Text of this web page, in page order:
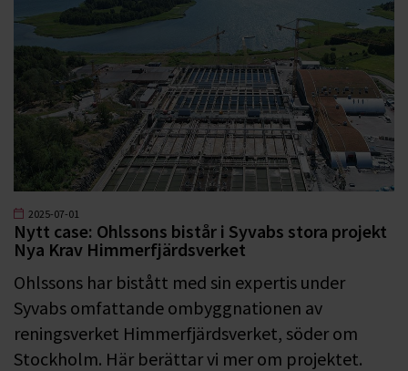
2025-07-01
Nytt case: Ohlssons bistår i Syvabs stora projekt
Nya Krav Himmerfjärdsverket
Ohlssons har bistått med sin expertis under
Syvabs omfattande ombyggnationen av
reningsverket Himmerfjärdsverket, söder om
Stockholm. Här berättar vi mer om projektet.